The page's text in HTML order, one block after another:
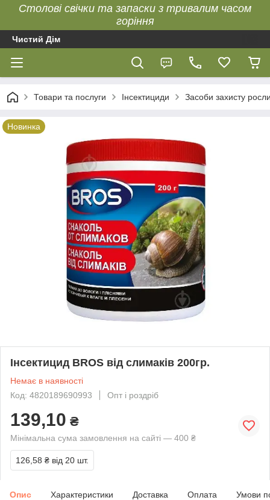
Столові свічки та запаски з тривалим часом
горіння
Чистий Дім
Товари та послуги Інсектициди Засоби захисту
Новинка
Інсектицид BROS від слимаків 200гр.
Немає в наявності
Код: 4820189690993
Опт і роздріб
139,10 ₴
Мінімальна сума замовлення на сайті — 400 ₴
126,58 ₴ від 20 шт.
Опис Характеристики Доставка Оплата Умови